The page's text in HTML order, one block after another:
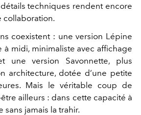
techniques rendent encore
collaboration.
coexistent : une version Lépine
à midi, minimaliste avec affichage
une version Savonnette, plus
architecture, dotée d’une petite
Mais le véritable coup de
ailleurs : dans cette capacité à
sans jamais la trahir.